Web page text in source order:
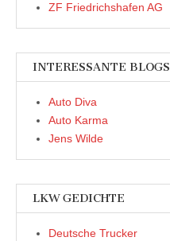
ZF Friedrichshafen AG
INTERESSANTE BLOGS
Auto Diva
Auto Karma
Jens Wilde
LKW GEDICHTE
Deutsche Trucker